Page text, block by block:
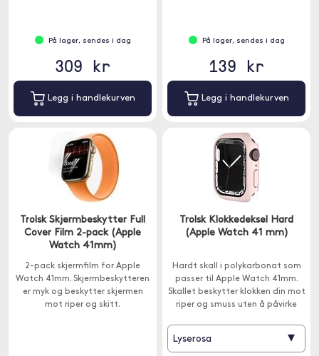
På lager, sendes i dag
309 kr
Legg i handlekurven
På lager, sendes i dag
139 kr
Legg i handlekurven
Trolsk Skjermbeskytter Full
Cover Film 2-pack (Apple
Watch 41mm)
2-pack skjermfilm for Apple
Watch 41mm. Skjermbeskytteren
er myk og beskytter skjermen
mot riper og skitt.
Trolsk Klokkedeksel Hard
(Apple Watch 41 mm)
Hardt skall i polykarbonat som
passer til Apple Watch 41mm.
Skallet beskytter klokken din mot
riper og smuss uten å påvirke
Lyserosa ▾